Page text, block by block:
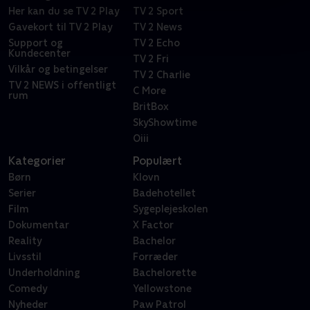
Her kan du se TV 2 Play
Gavekort til TV 2 Play
Support og
Kundecenter
Vilkår og betingelser
TV 2 NEWS i offentligt
rum
TV 2 Sport
TV 2 News
TV 2 Echo
TV 2 Fri
TV 2 Charlie
C More
BritBox
SkyShowtime
Oiii
Kategorier
Børn
Serier
Film
Dokumentar
Reality
Livsstil
Underholdning
Comedy
Nyheder
Populært
Klovn
Badehotellet
Sygeplejeskolen
X Factor
Bachelor
Forræder
Bachelorette
Yellowstone
Paw Patrol